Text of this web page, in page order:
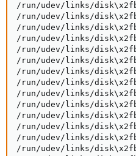
/run/udev/links/
/run/udev/links/
/run/udev/links/
/run/udev/links/
/run/udev/links/
/run/udev/links/
/run/udev/links/
/run/udev/links/
/run/udev/links/
/run/udev/links/
/run/udev/links/
/run/udev/links/
/run/udev/links/
/run/udev/links/